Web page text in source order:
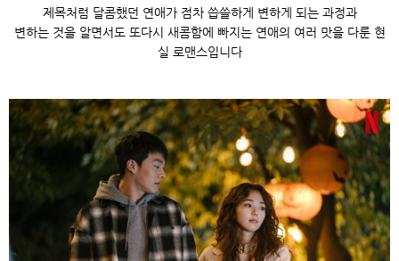
제목처럼 달콤했던 연애가 점차 씁쓸하게 변하게 되는 과정과
변하는 것을 알면서도 또다시 새콤함에 빠지는 연애의 여러 맛을 다룬 현
실 로맨스입니다